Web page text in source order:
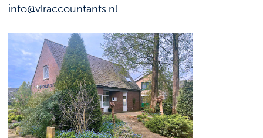
info@vlraccountants.nl